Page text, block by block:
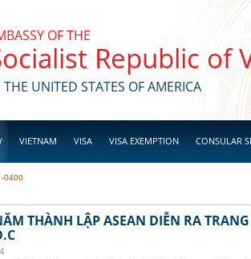
OF THE
Republic of
THE UNITED STATES OF AMERICA
VIETNAM VISA VISA EXEMPTION CONSULAR
-0400
THÀNH LẬP ASEAN DIỄN RA